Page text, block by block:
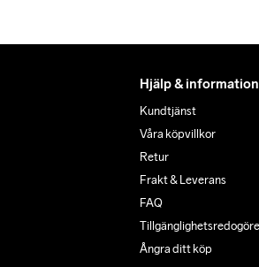
Hjälp & information
Kundtjänst
Våra köpvillkor
Retur
Frakt & Leverans
FAQ
Ångra ditt köp